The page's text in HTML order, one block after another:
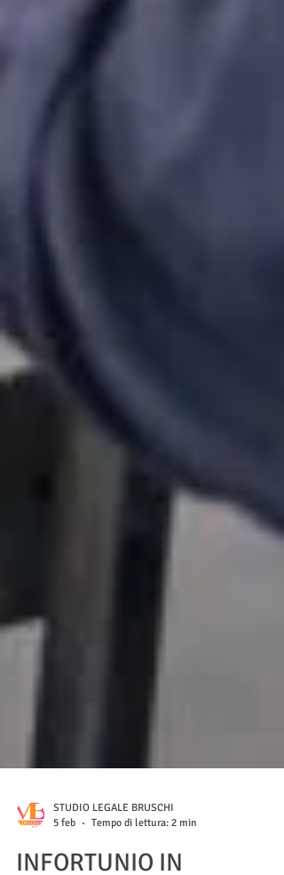
5 feb
Tempo di lettura: 2 min